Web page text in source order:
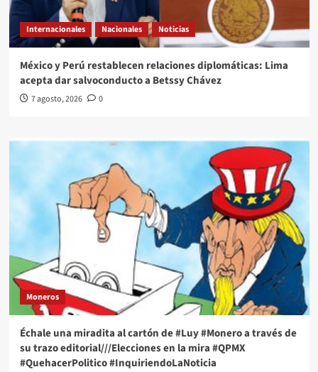
Internacionales Nacionales Noticias
México y Perú restablecen relaciones diplomáticas: Lima
acepta dar salvoconducto a Betssy Chávez
7 agosto, 2026 0
Moneros
Échale una miradita al cartón de #Luy #Monero a través de
su trazo editorial///Elecciones en la mira #QPMX
#QuehacerPolitico #InquiriendoLaNoticia